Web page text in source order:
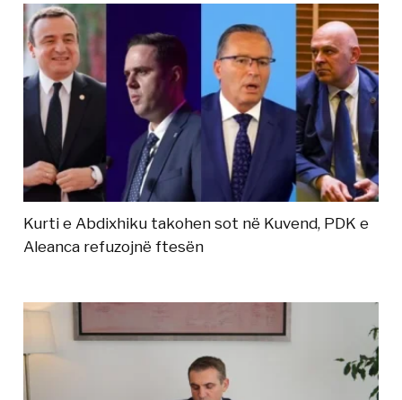
Kurti e Abdixhiku takohen sot në Kuvend, PDK e
Aleanca refuzojnë ftesën